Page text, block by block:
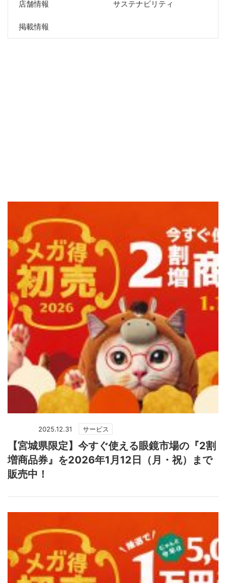
店舗情報 サステナビリティ
掲載情報
2025.12.31 サービス
【宮城県限定】今すぐ使える眼鏡市場の『2割
増商品券』を2026年1月12日（月・祝）まで
販売中！